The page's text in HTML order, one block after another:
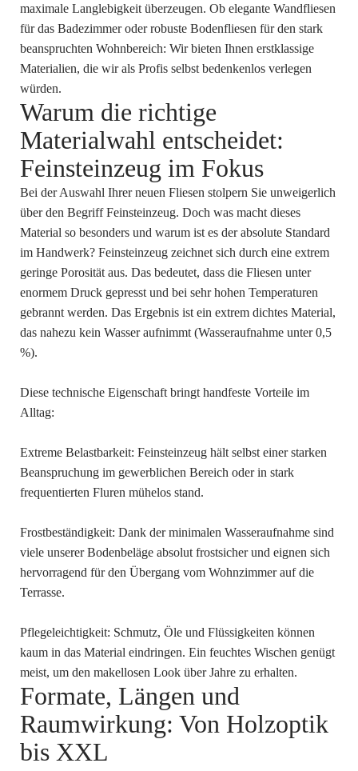
maximale Langlebigkeit überzeugen. Ob elegante Wandfliesen
für das Badezimmer oder robuste Bodenfliesen für den stark
beanspruchten Wohnbereich: Wir bieten Ihnen erstklassige
Materialien, die wir als Profis selbst bedenkenlos verlegen
würden.
Warum die richtige
Materialwahl entscheidet:
Feinsteinzeug im Fokus
Bei der Auswahl Ihrer neuen Fliesen stolpern Sie unweigerlich
über den Begriff Feinsteinzeug. Doch was macht dieses
Material so besonders und warum ist es der absolute Standard
im Handwerk? Feinsteinzeug zeichnet sich durch eine extrem
geringe Porosität aus. Das bedeutet, dass die Fliesen unter
enormem Druck gepresst und bei sehr hohen Temperaturen
gebrannt werden. Das Ergebnis ist ein extrem dichtes Material,
das nahezu kein Wasser aufnimmt (Wasseraufnahme unter 0,5
%).
Diese technische Eigenschaft bringt handfeste Vorteile im
Alltag:
Extreme Belastbarkeit: Feinsteinzeug hält selbst einer starken
Beanspruchung im gewerblichen Bereich oder in stark
frequentierten Fluren mühelos stand.
Frostbeständigkeit: Dank der minimalen Wasseraufnahme sind
viele unserer Bodenbeläge absolut frostsicher und eignen sich
hervorragend für den Übergang vom Wohnzimmer auf die
Terrasse.
Pflegeleichtigkeit: Schmutz, Öle und Flüssigkeiten können
kaum in das Material eindringen. Ein feuchtes Wischen genügt
meist, um den makellosen Look über Jahre zu erhalten.
Formate, Längen und
Raumwirkung: Von Holzoptik
bis XXL